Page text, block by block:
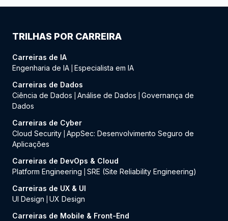
TRILHAS POR CARREIRA
Carreiras de IA
Engenharia de IA Especialista em IA
Carreiras de Dados
Ciência de Dados
Análise de Dados
Governança de
Dados
Carreiras de Cyber
Cloud Security AppSec: Desenvolvimento Seguro de
Aplicações
Carreiras de DevOps & Cloud
Platform Engineering
SRE (Site Reliability Engineering)
Carreiras de UX & UI
UI Design
UX Design
Carreiras de Mobile & Front-End